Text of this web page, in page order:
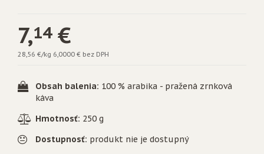
7,14€
28,56 €/kg 6,0000 € bez DPH
Obsah balenia: 100 % arabika - pražená zrnková
káva
Hmotnosť: 250 g
Dostupnosť: produkt nie je dostupný